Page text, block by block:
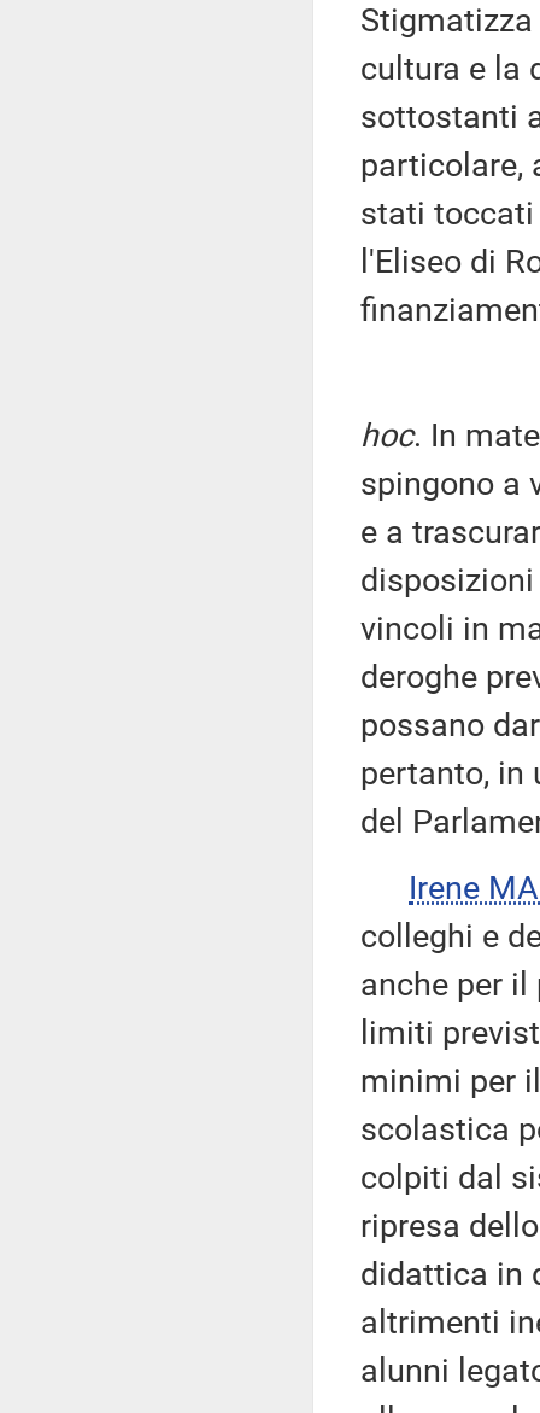
cultura e la
sottostanti
particolare,
stati toccati
l'Eliseo di
hoc. In
spingono a
e a
vincoli in
deroghe
possano
pertanto, in
del
Irene
colleghi e
anche per
limiti
minimi per
scolastica
colpiti dal
ripresa
didattica in
altrimenti
alunni